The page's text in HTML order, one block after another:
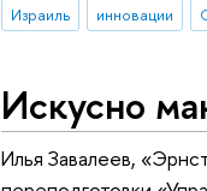
Израиль
инновации
Искусно
Илья Завалеев,